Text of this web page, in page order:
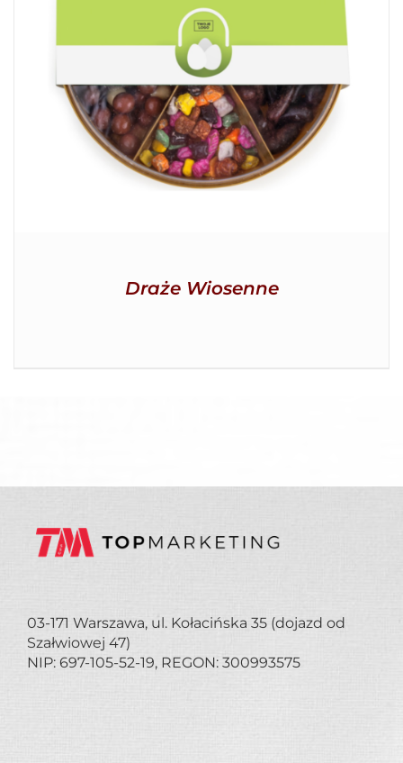
SZCZEGÓŁY
Draże Wiosenne
03-171 Warszawa, ul. Kołacińska 35 (dojazd od
Szałwiowej 47)
NIP: 697-105-52-19, REGON: 300993575